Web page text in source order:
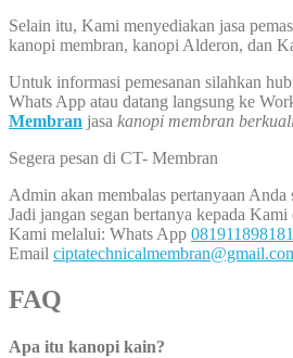
Selain itu, Kami menyediakan jasa
kanopi membran, kanopi Alderon, dan
Untuk informasi pemesanan silahkan
Whats App atau datang langsung ke
Membran jasa kanopi membran
Segera pesan di CT- Membran
Admin akan membalas pertanyaan Anda
Jadi jangan segan bertanya kepada
Kami melalui: Whats App 081911898181
Email
FAQ
Apa itu kanopi kain?